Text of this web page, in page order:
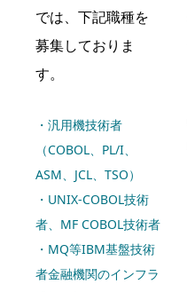
では、下記職種を
募集しておりま
す。
・汎用機技術者
（COBOL、PL/I、
ASM、JCL、TSO）
・UNIX-COBOL技術
者、MF COBOL技術者
・MQ等IBM基盤技術
者金融機関のインフラ